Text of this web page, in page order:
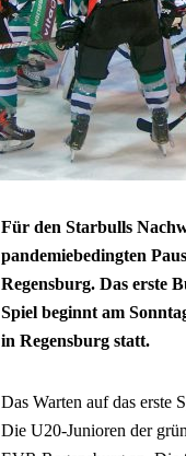
Für den Starbulls
pandemiebedingten
Regensburg. Das erste
Spiel beginnt am
in Regensburg statt.
Das Warten auf das erste
Die U20-Junioren der